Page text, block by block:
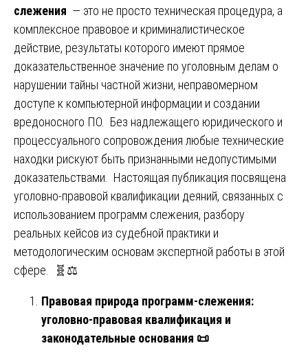
слежения — это не просто техническая процедура, а
комплексное правовое и криминалистическое
действие, результаты которого имеют прямое
доказательственное значение по уголовным делам о
нарушении тайны частной жизни, неправомерном
доступе к компьютерной информации и создании
вредоносного ПО. Без надлежащего юридического и
процессуального сопровождения любые технические
находки рискуют быть признанными недопустимыми
доказательствами. Настоящая публикация посвящена
уголовно-правовой квалификации деяний, связанных с
использованием программ слежения, разбору
реальных кейсов из судебной практики и
методологическим основам экспертной работы в этой
сфере. 🧬⚖️
Правовая природа программ-слежения:
уголовно-правовая квалификация и
законодательные основания 📜